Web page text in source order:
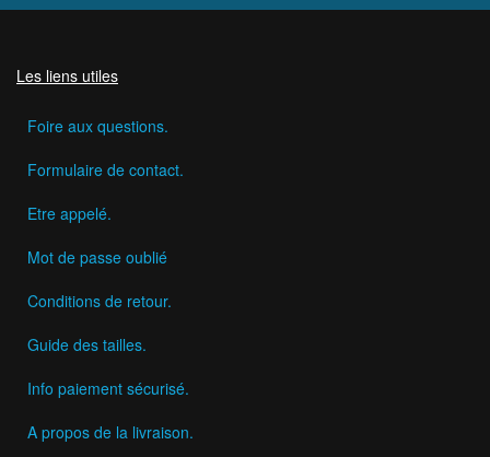
Les liens utiles
Foire aux questions.
Formulaire de contact.
Etre appelé.
Mot de passe oublié
Conditions de retour.
Guide des tailles.
Info paiement sécurisé.
A propos de la livraison.